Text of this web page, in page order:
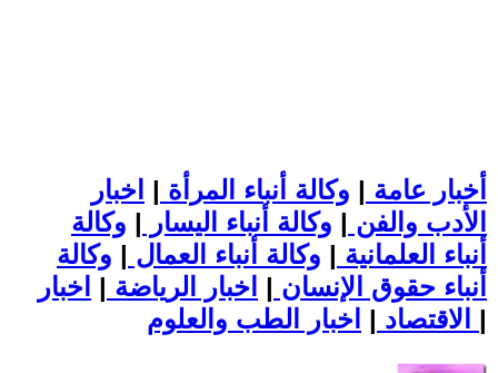
أخبار عامة | وكالة أنباء المرأة | اخبار
الأدب والفن | وكالة أنباء اليسار | وكالة
أنباء العلمانية | وكالة أنباء العمال | وكالة
أنباء حقوق الإنسان | اخبار الرياضة | اخبار
الاقتصاد | |